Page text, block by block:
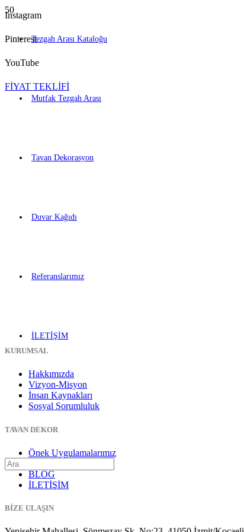
Instagram
Pinterest
YouTube
FİYAT TEKLİFİ
Tezgah Arası Kataloğu
Mutfak Tezgah Arası
Tavan Dekorasyon
Duvar Kağıdı
Referanslarımız
İLETİŞİM
KURUMSAL
Hakkımızda
Vizyon-Misyon
İnsan Kaynakları
Sosyal Sorumluluk
TAVAN DEKOR
Önek Uygulamalarımız
BLOG
İLETİŞİM
BİZE ULAŞIN